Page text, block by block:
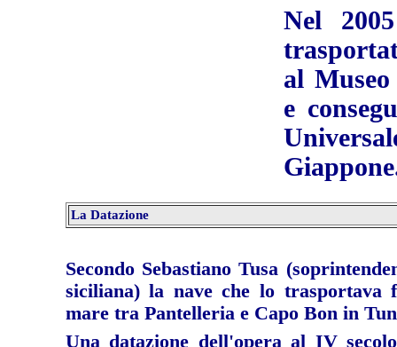
Nel
al
e
La Datazione
Secondo Sebastiano Tusa
siciliana) la nave che lo trasportava
mare tra Pantelleria e Capo Bon in
Una datazione dell'opera al IV